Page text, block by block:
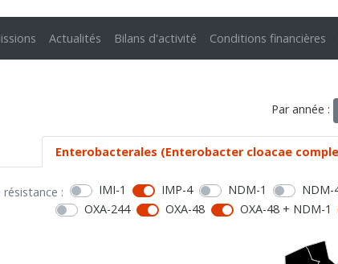
Actualités Bilans d'activité Conditions financières
Par année :
Enterobacterales (Enterobacter cloacae
: IMI-1 IMP-4 NDM-1 NDM-
OXA-244
OXA-48 OXA-48 + NDM-1